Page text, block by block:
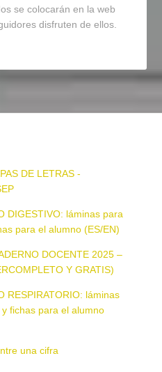
se colocarán en la web
disfruten de ellos.
DE LETRAS -
DIGESTIVO: láminas para
para el alumno (ES/EN)
DOCENTE 2025 –
Y GRATIS)
RESPIRATORIO: láminas
fichas para el alumno
una cifra